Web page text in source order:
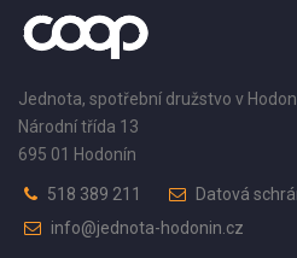
Jednota, spotřební družstvo v
Národní třída 13
695 01 Hodonín
518 389 211
Datová
info@jednota-hodonin.cz